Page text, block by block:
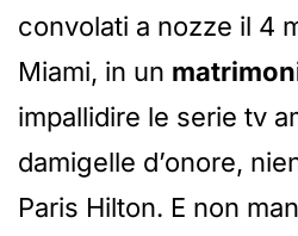
convolati a nozze il 4
Miami, in un
impallidire le serie tv
damigelle d’onore,
Paris Hilton. E non